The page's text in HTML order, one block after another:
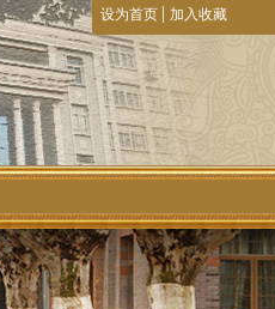
设为首页 | 加入收藏